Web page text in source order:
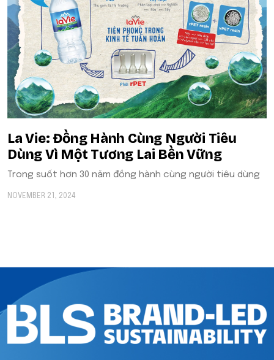
La Vie: Đồng Hành Cùng Người Tiêu
Dùng Vì Một Tương Lai Bền Vững
Trong suốt hơn 30 năm đồng hành cùng người tiêu dùng
NOVEMBER 21, 2024